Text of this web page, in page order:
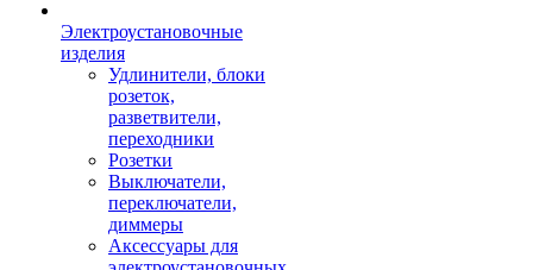
Электроустановочные
изделия
Удлинители, блоки
розеток,
разветвители,
переходники
Розетки
Выключатели,
переключатели,
диммеры
Аксессуары для